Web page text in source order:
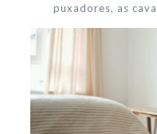
puxadores, as